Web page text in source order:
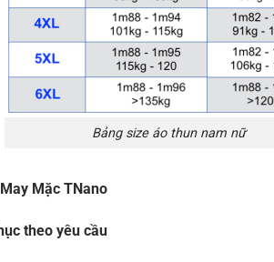
Bảng size áo thun nam nữ
Mặc TNano
theo yêu cầu